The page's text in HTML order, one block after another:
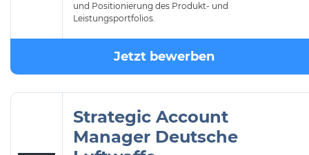
und Positionierung des Produkt- und
Leistungsportfolios.
Jetzt bewerben
Strategic Account
Manager Deutsche